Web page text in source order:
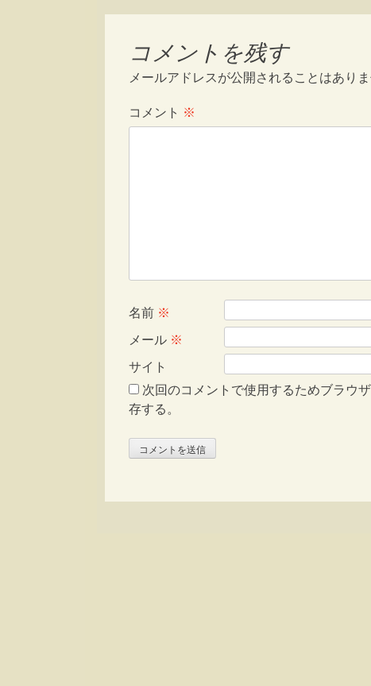
コメントを残す
メールアドレスが公開されることはありま
コメント ※
名前 ※
メール ※
サイト
次回のコメントで使用するためブラウ
存する。